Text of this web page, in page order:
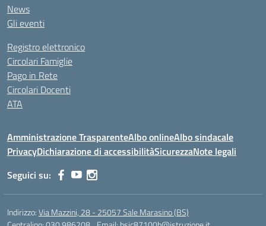
News
Gli eventi
Registro elettronico
Circolari Famiglie
Pago in Rete
Circolari Docenti
ATA
Amministrazione TrasparenteAlbo onlineAlbo sindacale
PrivacyDichiarazione di accessibilitàSicurezzaNote legali
Seguici su:
Indirizzo:Via Mazzini, 28 - 25057 Sale Marasino (BS)